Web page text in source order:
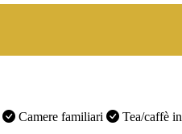
Camere familiari Tea/caffè